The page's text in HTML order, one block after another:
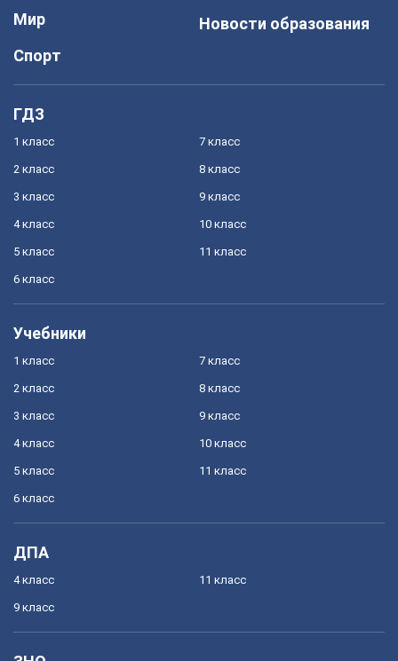
Мир
Спорт
Новости образования
ГДЗ
1 класс
2 класс
3 класс
4 класс
5 класс
6 класс
7 класс
8 класс
9 класс
10 класс
11 класс
Учебники
1 класс
2 класс
3 класс
4 класс
5 класс
6 класс
7 класс
8 класс
9 класс
10 класс
11 класс
ДПА
4 класс
9 класс
11 класс